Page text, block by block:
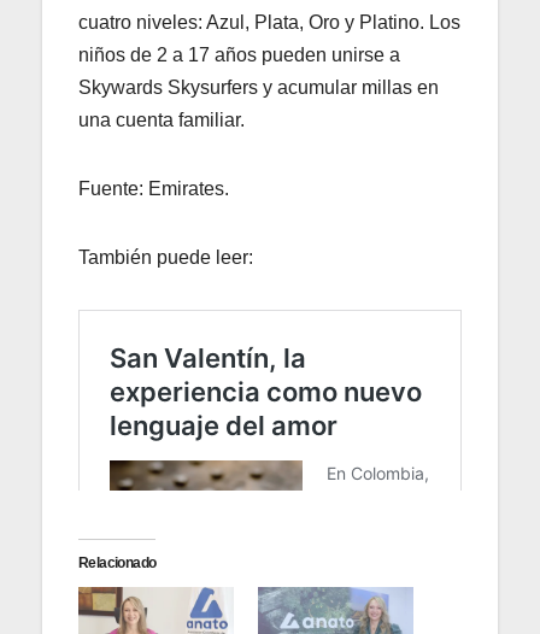
cuatro niveles: Azul, Plata, Oro y Platino. Los
niños de 2 a 17 años pueden unirse a
Skywards Skysurfers y acumular millas en
una cuenta familiar.
Fuente: Emirates.
También puede leer:
Relacionado